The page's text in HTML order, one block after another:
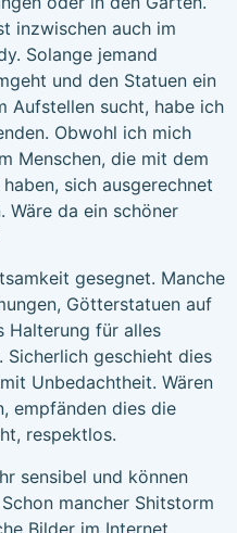
inzwischen auch im
Solange jemand
und den Statuen ein
Aufstellen sucht, habe ich
Obwohl ich mich
Menschen, die mit dem
sich ausgerechnet
Wäre da ein schöner
gesegnet. Manche
Götterstatuen auf
Halterung für alles
Sicherlich geschieht dies
Unbedachtheit. Wären
empfänden dies die
respektlos.
sensibel und können
mancher Shitstorm
Bilder im Internet